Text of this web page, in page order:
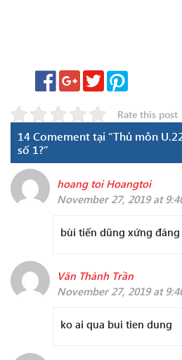
Rate this post
14 Comement tại “Thủ môn
số 1?”
hoang toi Hoangtoi
November 27, 2019 at
bùi tiến dũng xứng
Văn Thành Trần
November 27, 2019 at
ko ai qua bui tien dung